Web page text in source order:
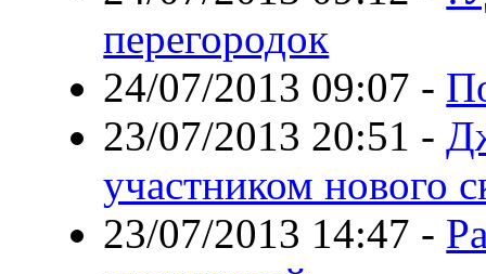
перегородок
24/07/2013 09:07 -
23/07/2013 20:51 -
участником нового
23/07/2013 14:47 -